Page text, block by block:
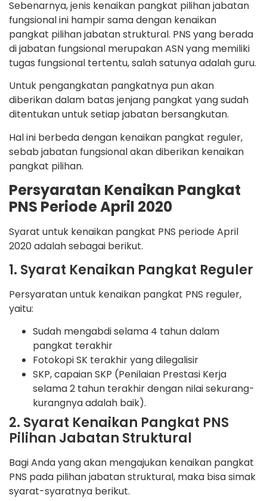
Sebenarnya, jenis kenaikan pangkat pilihan jabatan
fungsional ini hampir sama dengan kenaikan
pangkat pilihan jabatan struktural. PNS yang berada
di jabatan fungsional merupakan ASN yang memiliki
tugas fungsional tertentu, salah satunya adalah guru.
Untuk pengangkatan pangkatnya pun akan
diberikan dalam batas jenjang pangkat yang sudah
ditentukan untuk setiap jabatan bersangkutan.
Hal ini berbeda dengan kenaikan pangkat reguler,
sebab jabatan fungsional akan diberikan kenaikan
pangkat pilihan.
Persyaratan Kenaikan Pangkat
PNS Periode April 2020
Syarat untuk kenaikan pangkat PNS periode April
2020 adalah sebagai berikut.
1. Syarat Kenaikan Pangkat Reguler
Persyaratan untuk kenaikan pangkat PNS reguler,
yaitu:
Sudah mengabdi selama 4 tahun dalam
pangkat terakhir
Fotokopi SK terakhir yang dilegalisir
SKP, capaian SKP (Penilaian Prestasi Kerja
selama 2 tahun terakhir dengan nilai sekurang-
kurangnya adalah baik).
2. Syarat Kenaikan Pangkat PNS
Pilihan Jabatan Struktural
Bagi Anda yang akan mengajukan kenaikan pangkat
PNS pada pilihan jabatan struktural, maka bisa simak
syarat-syaratnya berikut.